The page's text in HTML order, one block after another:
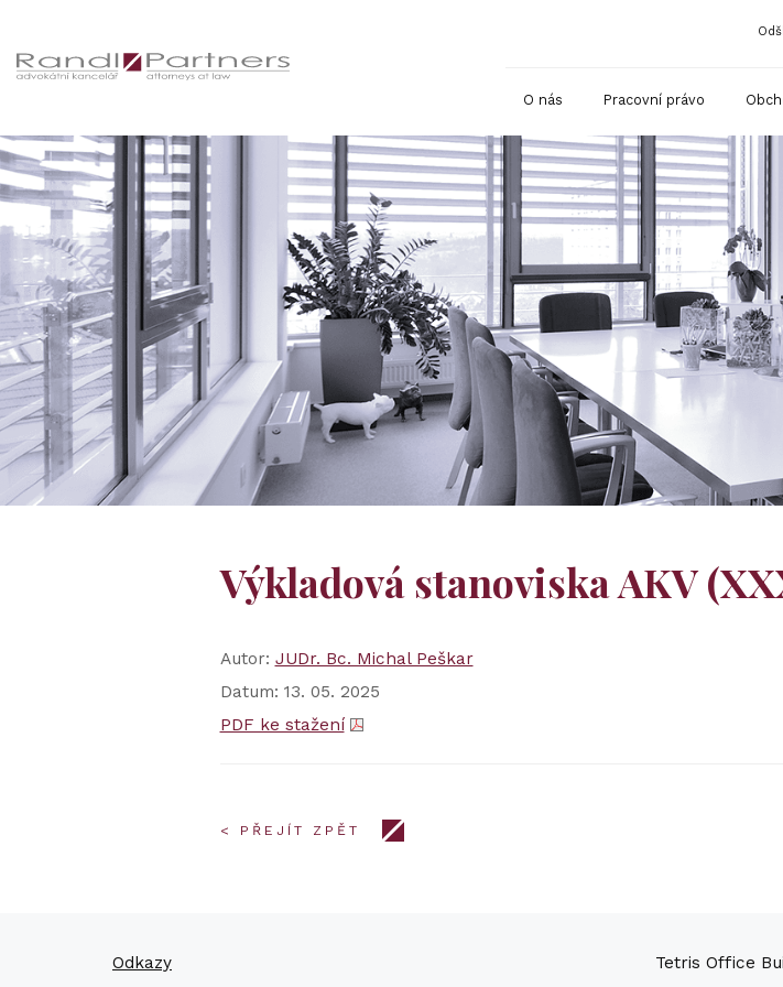
O nás Pracovní právo
Výkladová stanoviska AKV
Autor: JUDr. Bc. Michal Peškar
Datum: 13. 05. 2025
PDF ke stažení
< PŘEJÍT ZPĚT
Odkazy
Tetris Office